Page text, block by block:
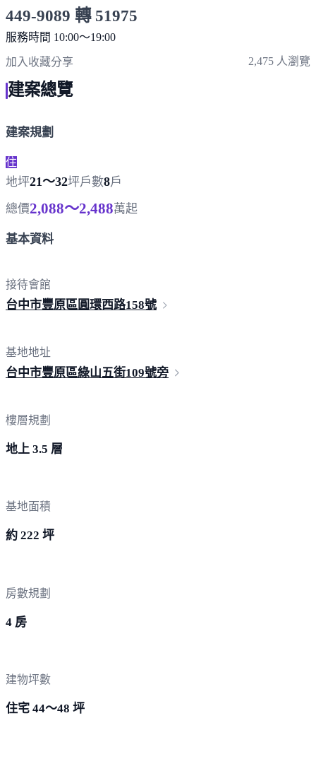
449-9089 轉 51975
服務時間 10:00～19:00
加入收藏分享 2,475 人瀏覽
建案總覽
建案規劃
住
地坪21～32坪戶數8戶
總價2,088～2,488萬起
基本資料
接待會館
台中市豐原區圓環西路158號
基地地址
台中市豐原區綠山五街109號旁
樓層規劃
地上 3.5 層
基地面積
約 222 坪
房數規劃
4 房
建物坪數
住宅 44～48 坪